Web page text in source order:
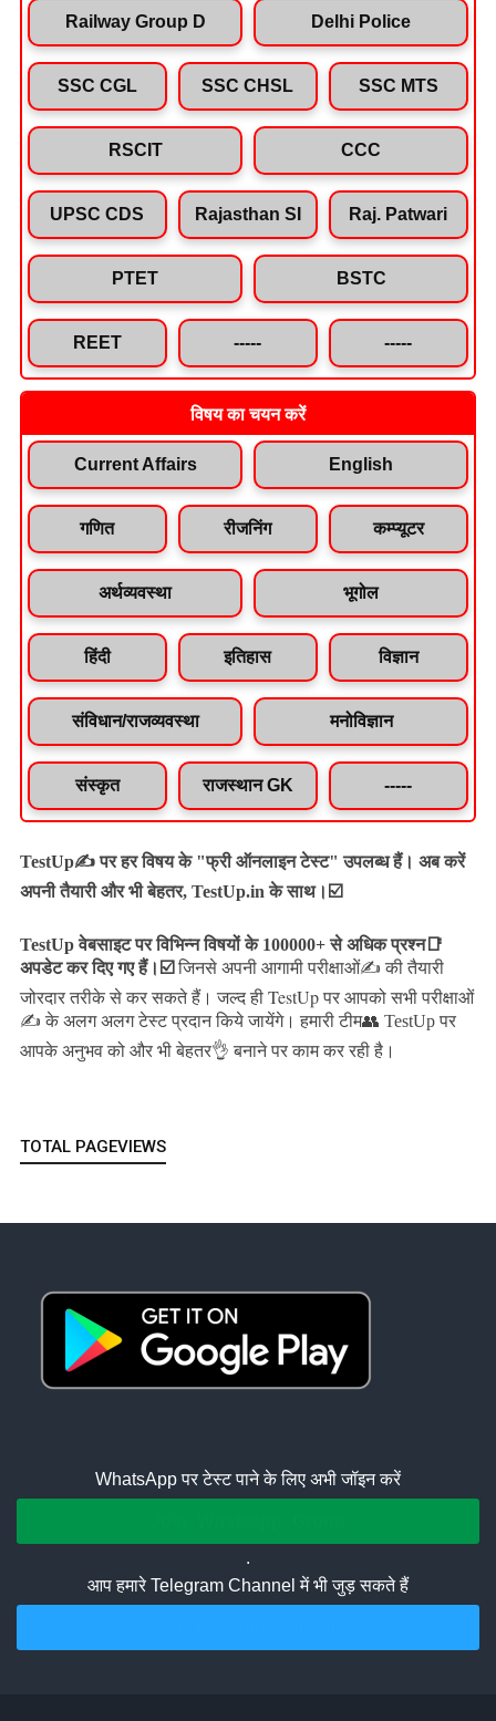
Railway Group D Delhi Police
SSC CGL SSC CHSL SSC MTS
RSCIT CCC
UPSC CDS Rajasthan SI Raj. Patwari
PTET BSTC
REET ----- -----
विषय का चयन करें
Current Affairs English
गणित रीजनिंग कम्प्यूटर
अर्थव्यवस्था भूगोल
हिंदी इतिहास विज्ञान
संविधान/राजव्यवस्था मनोविज्ञान
संस्कृत राजस्थान GK -----
TestUp✍️ पर हर विषय के "फ्री ऑनलाइन टेस्ट" उपलब्ध हैं। अब करें
अपनी तैयारी और भी बेहतर, TestUp.in के साथ।☑️
TestUp वेबसाइट पर विभिन्न विषयों के 100000+ से अधिक प्रश्न📑
अपडेट कर दिए गए हैं। ☑️ जिनसे अपनी आगामी परीक्षाओं✍️ की तैयारी
जोरदार तरीके से कर सकते हैं।जल्द ही TestUp पर आपको सभी परीक्षाओं
✍️ के अलग अलग टेस्ट प्रदान किये जायेंगे। हमारी टीम👥 TestUp पर
आपके अनुभव को और भी बेहतर👌 बनाने पर काम कर रही है।
TOTAL PAGEVIEWS
WhatsApp पर टेस्ट पाने के लिए अभी जॉइन करें
.
आप हमारे Telegram Channel में भी जुड़ सकते हैं